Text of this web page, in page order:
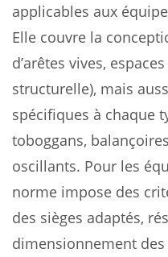
applicables aux
Elle couvre la
d’arêtes vives,
structurelle), mais
spécifiques à chaque
toboggans,
oscillants. Pour les
norme impose des
des sièges adaptés,
dimensionnement des